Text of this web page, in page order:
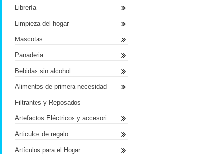
Librería
Limpieza del hogar
Mascotas
Panaderia
Bebidas sin alcohol
Alimentos de primera necesidad
Filtrantes y Reposados
Artefactos Eléctricos y accesori
Articulos de regalo
Artículos para el Hogar